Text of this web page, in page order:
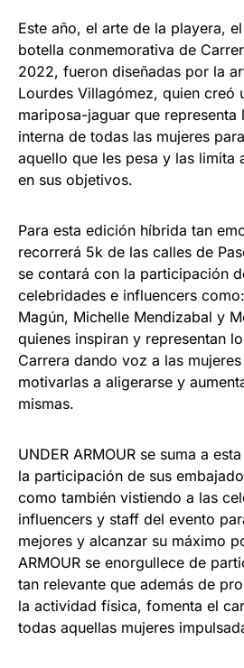
Este año, el arte de la playera,
botella conmemorativa de
2022, fueron diseñadas por la
Lourdes Villagómez, quien creó
mariposa-jaguar que
interna de todas las mujeres
aquello que les pesa y las limita
en sus objetivos.
Para esta edición híbrida tan
recorrerá 5k de las calles de
se contará con la participación
celebridades e influencers
Magún, Michelle Mendizabal y
quienes inspiran y representan
Carrera dando voz a las
motivarlas a aligerarse y
mismas.
UNDER ARMOUR se suma a
la participación de sus
como también vistiendo a las
influencers y staff del evento
mejores y alcanzar su máximo
ARMOUR se enorgullece de
tan relevante que además de
la actividad física, fomenta el
todas aquellas mujeres